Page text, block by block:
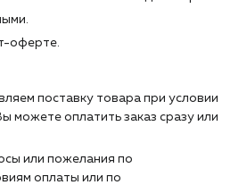
оферте.
поставку товара при условии
можете оплатить заказ сразу или
или пожелания по
оплаты или по